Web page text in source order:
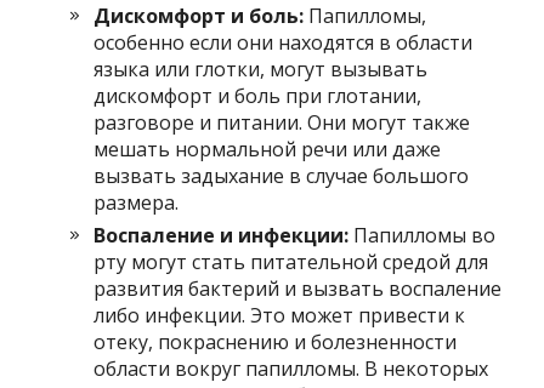
Дискомфорт и боль: Папилломы,
особенно если они находятся в области
языка или глотки, могут вызывать
дискомфорт и боль при глотании,
разговоре и питании. Они могут также
мешать нормальной речи или даже
вызвать задыхание в случае большого
размера.
Воспаление и инфекции: Папилломы во
рту могут стать питательной средой для
развития бактерий и вызвать воспаление
либо инфекции. Это может привести к
отеку, покраснению и болезненности
области вокруг папилломы. В некоторых